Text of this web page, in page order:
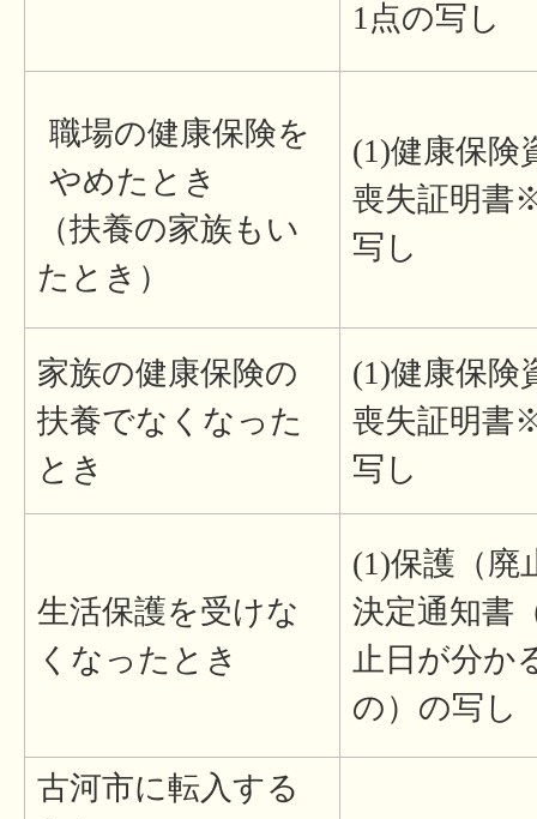
1点の写し
職場の健康保険を
やめたとき
（扶養の家族もい
たとき）
(1)健康保険
喪失証明書
写し
家族の健康保険の
扶養でなくなった
とき
(1)健康保険
喪失証明書
写し
生活保護を受けな
くなったとき
(1)保護（廃
決定通知書
止日が分か
の）の写し
古河市に転入する